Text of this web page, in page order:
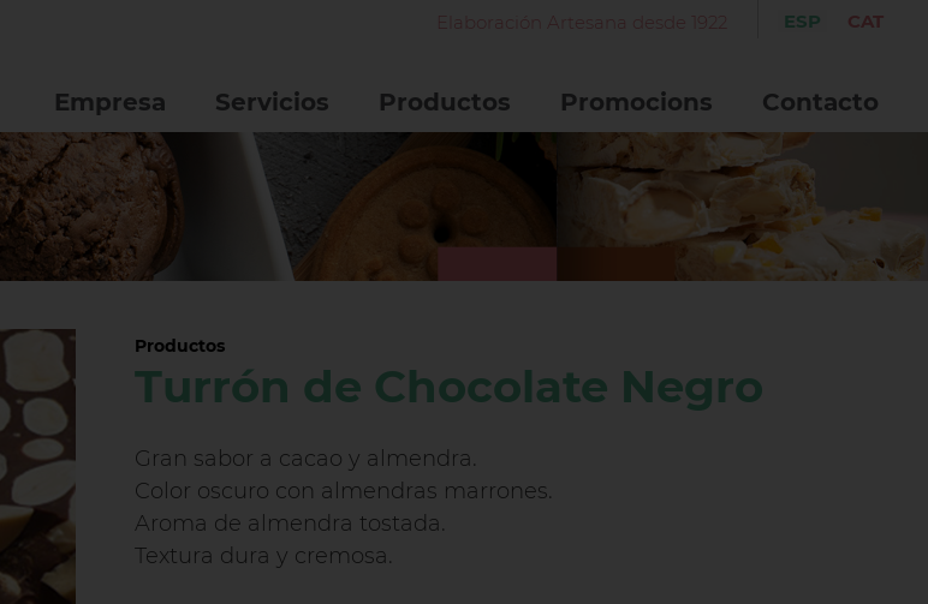
ESP CAT
Elaboración Artesana desde 1922
Empresa Servicios Productos Promocions Contacto
Productos
Turrón de Chocolate Negro
Gran sabor a cacao y almendra.
Color oscuro con almendras marrones.
Aroma de almendra tostada.
Textura dura y cremosa.